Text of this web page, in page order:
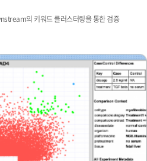
의 키워드 클러스터링을 통한 검증